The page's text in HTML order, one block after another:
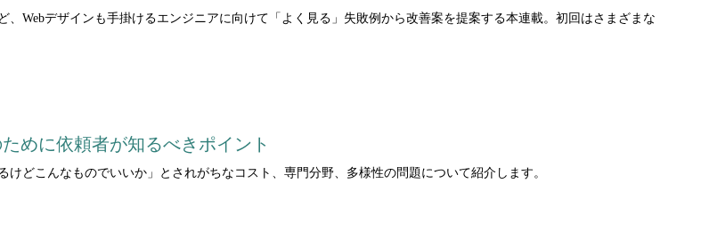
Webデザインも手掛けるエンジニアに向けて「よく見る」失敗例から改善案を提案する本連載。初回はさまざまな
めに依頼者が知るべきポイント
どこんなものでいいか」とされがちなコスト、専門分野、多様性の問題について紹介します。